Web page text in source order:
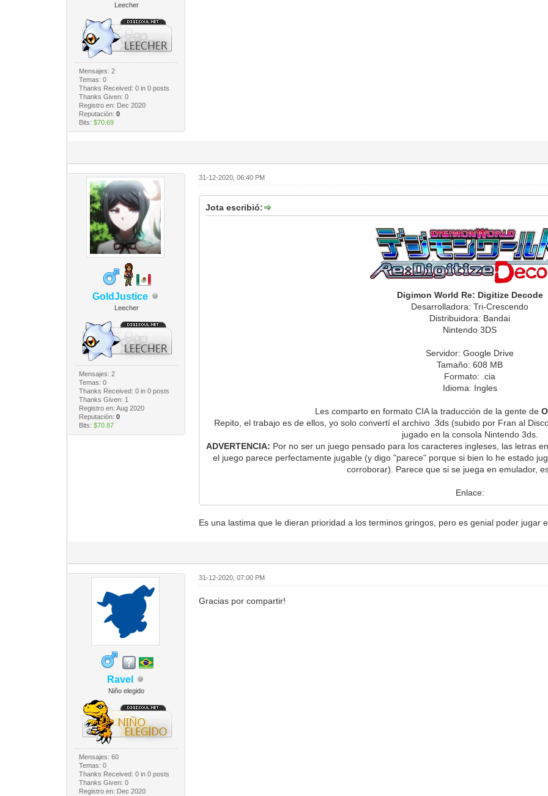
Leecher
Mensajes: 2
Temas: 0
Thanks Received: 0in 0 posts
Thanks Given: 0
Registro en: Dec 2020
Reputación: 0
Bits: $70.69
GoldJustice
Leecher
Mensajes: 2
Temas: 0
Thanks Received: 0in 0 posts
Thanks Given: 1
Registro en: Aug 2020
Reputación: 0
Bits: $70.87
31-12-2020, 06:40 PM
Jota escribió:
Digimon World Re: Digitize Decode
Desarrolladora: Tri-Crescendo
Distribuidora: Bandai
Nintendo 3DS
Servidor: Google Drive
Tamaño: 608 MB
Formato: .cia
Idioma: Ingles
Les comparto en formato CIA la traducción de la gente de
Repito, el trabajo es de ellos, yo solo convertí el archivo .3ds (subido por Fran al
jugado en la consola Nintendo 3ds.
ADVERTENCIA: Por no ser un juego pensado para los caracteres ingleses, las letras
el juego parece perfectamente jugable (y digo "parece" porque si bien lo he estado
corroborar). Parece que si se juega en emulador,
Enlace:
Es una lastima que le dieran prioridad a los terminos gringos, pero es genial poder jugar
Ravel
Niño elegido
Mensajes: 60
Temas: 0
Thanks Received: 0in 0 posts
Thanks Given: 0
Registro en: Dec 2020
31-12-2020, 07:00 PM
Gracias por compartir!